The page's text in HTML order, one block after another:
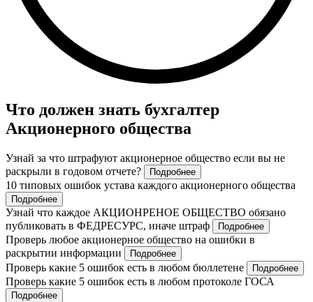
Что должен знать бухгалтер
Акционерного общества
Узнай за что штрафуют акционерное общество если вы не
раскрыли в годовом отчете?
Подробнее
10 типовых ошибок устава каждого акционерного общества
Подробнее
Узнай что каждое АКЦИОНРЕНОЕ ОБЩЕСТВО обязано
публиковать в ФЕДРЕСУРС, иначе штраф
Подробнее
Проверь любое акционерное общество на ошибки в
раскрытии информации
Подробнее
Проверь какие 5 ошибок есть в любом бюллетене Подробнее
Проверь какие 5 ошибок есть в любом протоколе ГОСА
Подробнее